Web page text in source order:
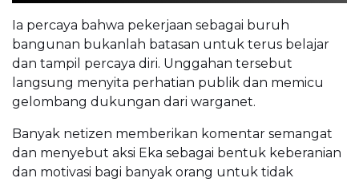
Ia percaya bahwa pekerjaan sebagai buruh
bangunan bukanlah batasan untuk terus belajar
dan tampil percaya diri. Unggahan tersebut
langsung menyita perhatian publik dan memicu
gelombang dukungan dari warganet.
Banyak netizen memberikan komentar semangat
dan menyebut aksi Eka sebagai bentuk keberanian
dan motivasi bagi banyak orang untuk tidak